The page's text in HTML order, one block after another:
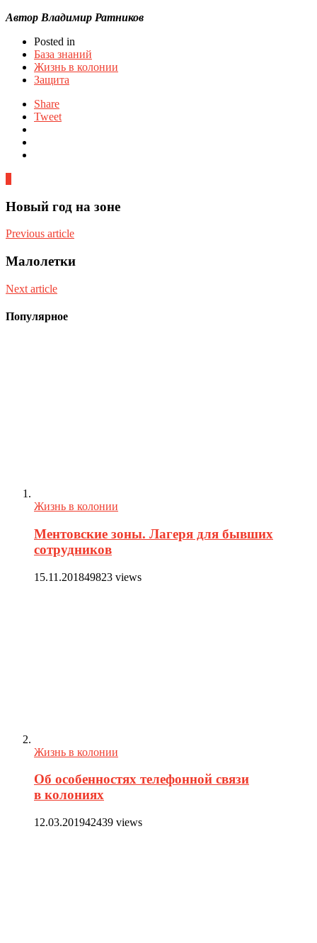
Автор Владимир Ратников
Posted in
База знаний
Жизнь в колонии
Защита
Share
Tweet
Новый год на зоне
Previous article
Малолетки
Next article
Популярное
Жизнь в колонии
Ментовские зоны. Лагеря для бывших
сотрудников
15.11.201849823 views
Жизнь в колонии
Об особенностях телефонной связи
в колониях
12.03.201942439 views